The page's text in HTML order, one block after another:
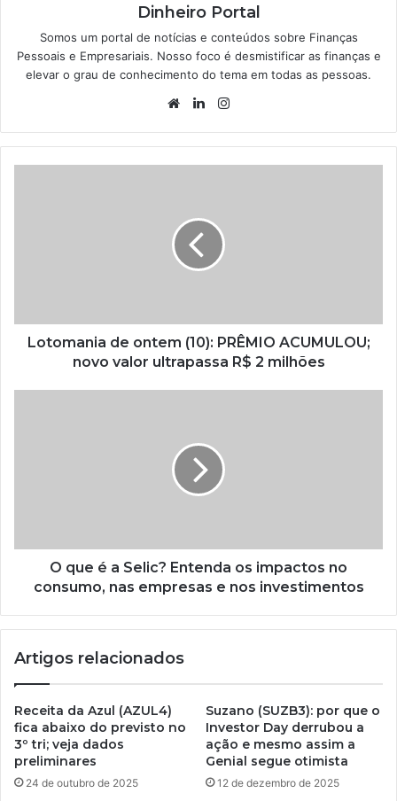
Dinheiro Portal
Somos um portal de notícias e conteúdos sobre Finanças
Pessoais e Empresariais. Nosso foco é desmistificar as finanças e
elevar o grau de conhecimento do tema em todas as pessoas.
WebsiteLinkedin
Lotomania de ontem (10): PRÊMIO ACUMULOU;
novo valor ultrapassa R$ 2 milhões
O que é a Selic? Entenda os impactos no
consumo, nas empresas e nos investimentos
Artigos relacionados
Receita da Azul (AZUL4)
fica abaixo do previsto no
3º tri; veja dados
preliminares
24 de outubro de 2025
Suzano (SUZB3): por que o
Investor Day derrubou a
ação e mesmo assim a
Genial segue otimista
12 de dezembro de 2025